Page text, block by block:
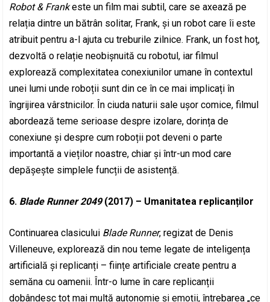
Robot & Frankeste un film mai subtil, care se axează pe
relația dintre un bătrân solitar, Frank, și un robot care îi este
atribuit pentru a-l ajuta cu treburile zilnice. Frank, un fost hoț,
dezvoltă o relație neobișnuită cu robotul, iar filmul
explorează complexitatea conexiunilor umane în contextul
unei lumi unde roboții sunt din ce în ce mai implicați în
îngrijirea vârstnicilor. În ciuda naturii sale ușor comice, filmul
abordează teme serioase despre izolare, dorința de
conexiune și despre cum roboții pot deveni o parte
importantă a vieților noastre, chiar și într-un mod care
depășește simplele funcții de asistență.
6. Blade Runner 2049(2017) – Umanitatea replicanților
Continuarea clasicului Blade Runner, regizat de Denis
Villeneuve, explorează din nou teme legate de inteligența
artificială și replicanți – ființe artificiale create pentru a
semăna cu oamenii. Într-o lume în care replicanții
dobândesc tot mai multă autonomie și emoții, întrebarea „ce